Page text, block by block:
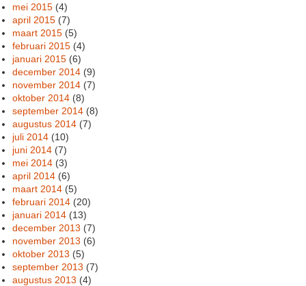
mei 2015 (4)
april 2015 (7)
maart 2015 (5)
februari 2015 (4)
januari 2015 (6)
december 2014 (9)
november 2014 (7)
oktober 2014 (8)
september 2014 (8)
augustus 2014 (7)
juli 2014 (10)
juni 2014 (7)
mei 2014 (3)
april 2014 (6)
maart 2014 (5)
februari 2014 (20)
januari 2014 (13)
december 2013 (7)
november 2013 (6)
oktober 2013 (5)
september 2013 (7)
augustus 2013 (4)